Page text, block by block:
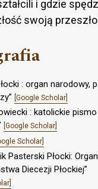
i gdzie
swoją
: organ narodowy,
[Google Scholar]
: katolickie pismo
[Google Scholar]
Scholar]
Pasterski Płocki: Organ
Diecezji Płockiej”